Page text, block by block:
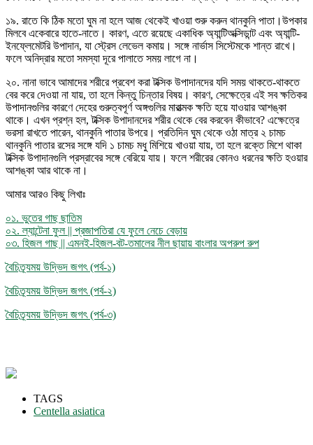
১৯. রাতে কি ঠিক মতো ঘুম না হলে আজ থেকেই খাওয়া শুরু করুন থানকুনি পাতা।উপকার
মিলবে একেবারে হাতে-নাতে। কারণ, এতে রয়েছে একাধিক অ্যান্টিঅক্সিডান্ট এবং অ্যান্টি-
ইনফ্লেমেটরি উপাদান, যা স্ট্রেস লেভেল কমায়। সঙ্গে নার্ভাস সিস্টেমকে শান্ত রাখে।
ফলে অনিদ্রার মতো সমস্যা দূরে পালাতে সময় লাগে না।
২০. নানা ভাবে আমাদের শরীরে প্রবেশ করা টক্সিক উপাদানদের যদি সময় থাকতে-থাকতে
বের করে দেওয়া না যায়, তা হলে কিন্তু চিন্তার বিষয়। কারণ, সেক্ষেত্রে এই সব ক্ষতিকর
উপাদানগুলির কারণে দেহের গুরুত্বপূর্ণ অঙ্গগুলির মারাত্মক ক্ষতি হয়ে যাওয়ার আশঙ্কা
থাকে। এখন প্রশ্ন হল, টক্সিক উপাদানদের শরীর থেকে বের করবেন কীভাবে? এক্ষেত্রে
ভরসা রাখতে পারেন, থানকুনি পাতার উপরে। প্রতিদিন ঘুম থেকে ওঠা মাত্র ২ চামচ
থানকুনি পাতার রসের সঙ্গে যদি ১ চামচ মধু মিশিয়ে খাওয়া যায়, তা হলে রক্তে মিশে থাকা
টক্সিক উপাদানগুলি প্রস্রাবের সঙ্গে বেরিয়ে যায়। ফলে শরীরের কোনও ধরনের ক্ষতি হওয়ার
আশঙ্কা আর থাকে না।
আমার আরও কিছু লিখাঃ
০১. ভুতের গাছ ছাতিম
০২. ল্যান্টেনা ফুল || প্রজাপতিরা যে ফুলে নেচে বেড়ায়
০৩. হিজল গাছ || এমনই-হিজল-বট-তমালের নীল ছায়ায় বাংলার অপরুপ রুপ
বৈচিত্র্যময় উদ্ভিদ জগৎ (পর্ব-১)
বৈচিত্র্যময় উদ্ভিদ জগৎ (পর্ব-২)
বৈচিত্র্যময় উদ্ভিদ জগৎ (পর্ব-৩)
TAGS
Centella asiatica